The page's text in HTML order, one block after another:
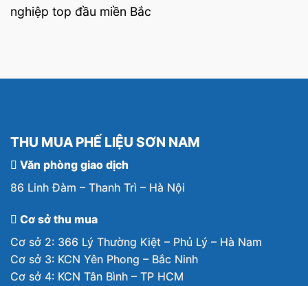
nghiệp top đầu miền Bắc
THU MUA PHẾ LIỆU SƠN NAM
Văn phòng giao dịch
86 Linh Đàm – Thanh Trì – Hà Nội
Cơ sở thu mua
Cơ sở 2: 366 Lý Thường Kiệt – Phủ Lý – Hà Nam
Cơ sở 3: KCN Yên Phong – Bắc Ninh
Cơ sở 4: KCN Tân Bình – TP HCM